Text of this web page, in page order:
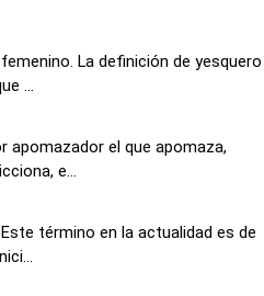
La definición de yesquero
...
apomazador el que apomaza,
e...
término en la actualidad es de